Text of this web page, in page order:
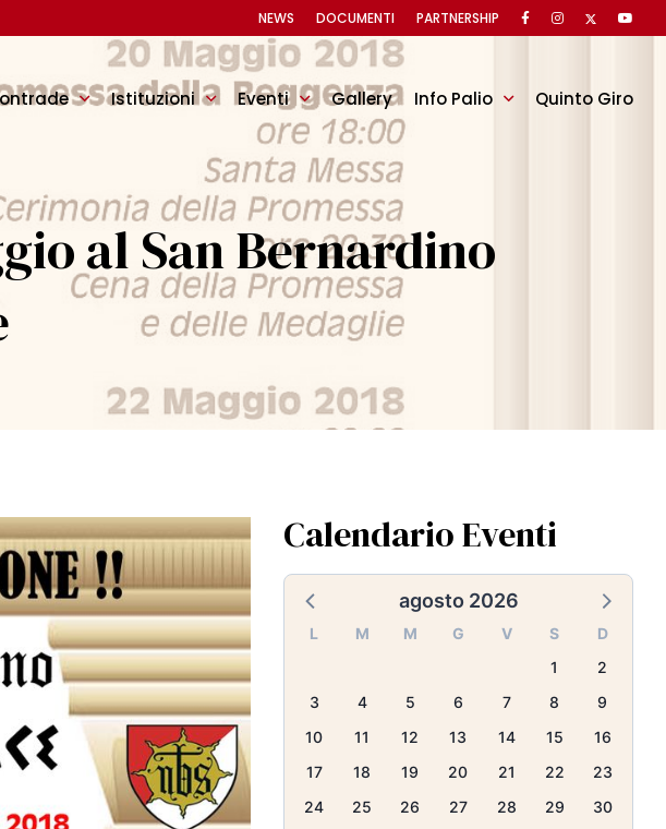
Istituzioni Eventi Gallery Info Palio Quinto Giro
NEWS DOCUMENTI PARTNERSHIP
al San Bernardino
Calendario Eventi
agosto 2026
L M M G V S
D
1
2
3
4 5 6 7 8
9
10
11 12 13 14 15
16
17
18 19 20 21 22
23
24
25 26 27 28 29
30